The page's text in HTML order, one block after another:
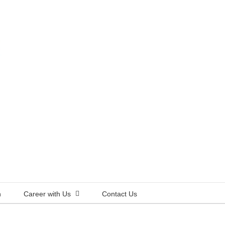
Career with Us Contact Us